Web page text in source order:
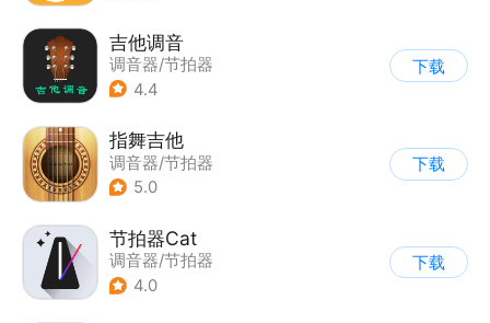
吉他调音
调音器/节拍器
4.4
下载
指舞吉他
调音器/节拍器
5.0
下载
节拍器Cat
调音器/节拍器
4.0
下载